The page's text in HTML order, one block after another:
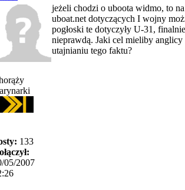
133
05/2007
jeżeli chodzi o uboota widmo, to
uboat.net dotyczących I wojny
pogłoski te dotyczyły U-31,
nieprawdą. Jaki cel mieliby
utajnianiu tego faktu?